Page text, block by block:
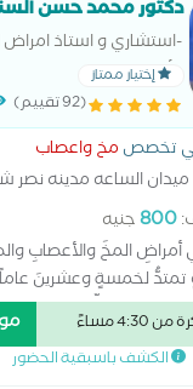
التشنجات و الصرع و
حالات تأخر الحركه و
دكتور محمد حسن
-استشاري و استاذ امراض
الأعصاب و الطب النفسي
إختيار ممتاز
(92 تقييم)
تخصص مخ واعصاب
ميدان الساعه مدينه نصر
800جنيه
المخِّ والأعصابِ
تمتدُّ لخمسةٍ وعشرينَ
لأدقِّ الحالاتِ
العديدِ من الحالاتِ
عاليةٍ، مدعومينَ
4:30 مساءً
الكشف باسبقية الحضور